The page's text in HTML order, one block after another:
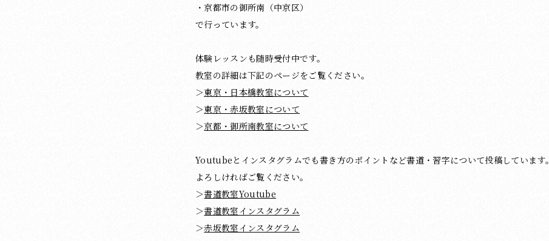
・京都市の御所南（中京区）
で行っています。
体験レッスンも随時受付中です。
教室の詳細は下記のページをご覧ください。
＞東京・日本橋教室について
＞東京・赤坂教室について
＞京都・御所南教室について
Youtubeとインスタグラムでも書き方のポイントなど書道・習字について投稿しています。
よろしければご覧ください。
＞書道教室Youtube
＞書道教室インスタグラム
＞赤坂教室インスタグラム